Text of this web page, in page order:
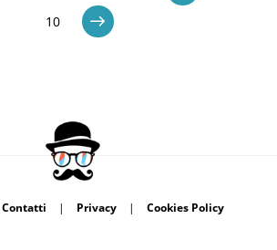
10
Contatti | Privacy | Cookies Policy